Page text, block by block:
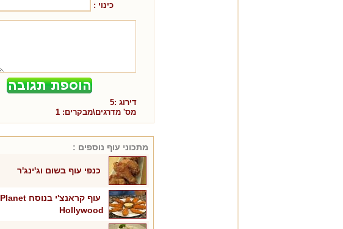
כינוי :
דירוג :5
מס' מדרגים\מבקרים: 1
מתכוני עוף נוספים :
כנפי עוף בשום וג'ינג'ר
עוף קראנצ'י בנוסח Planet
Hollywood